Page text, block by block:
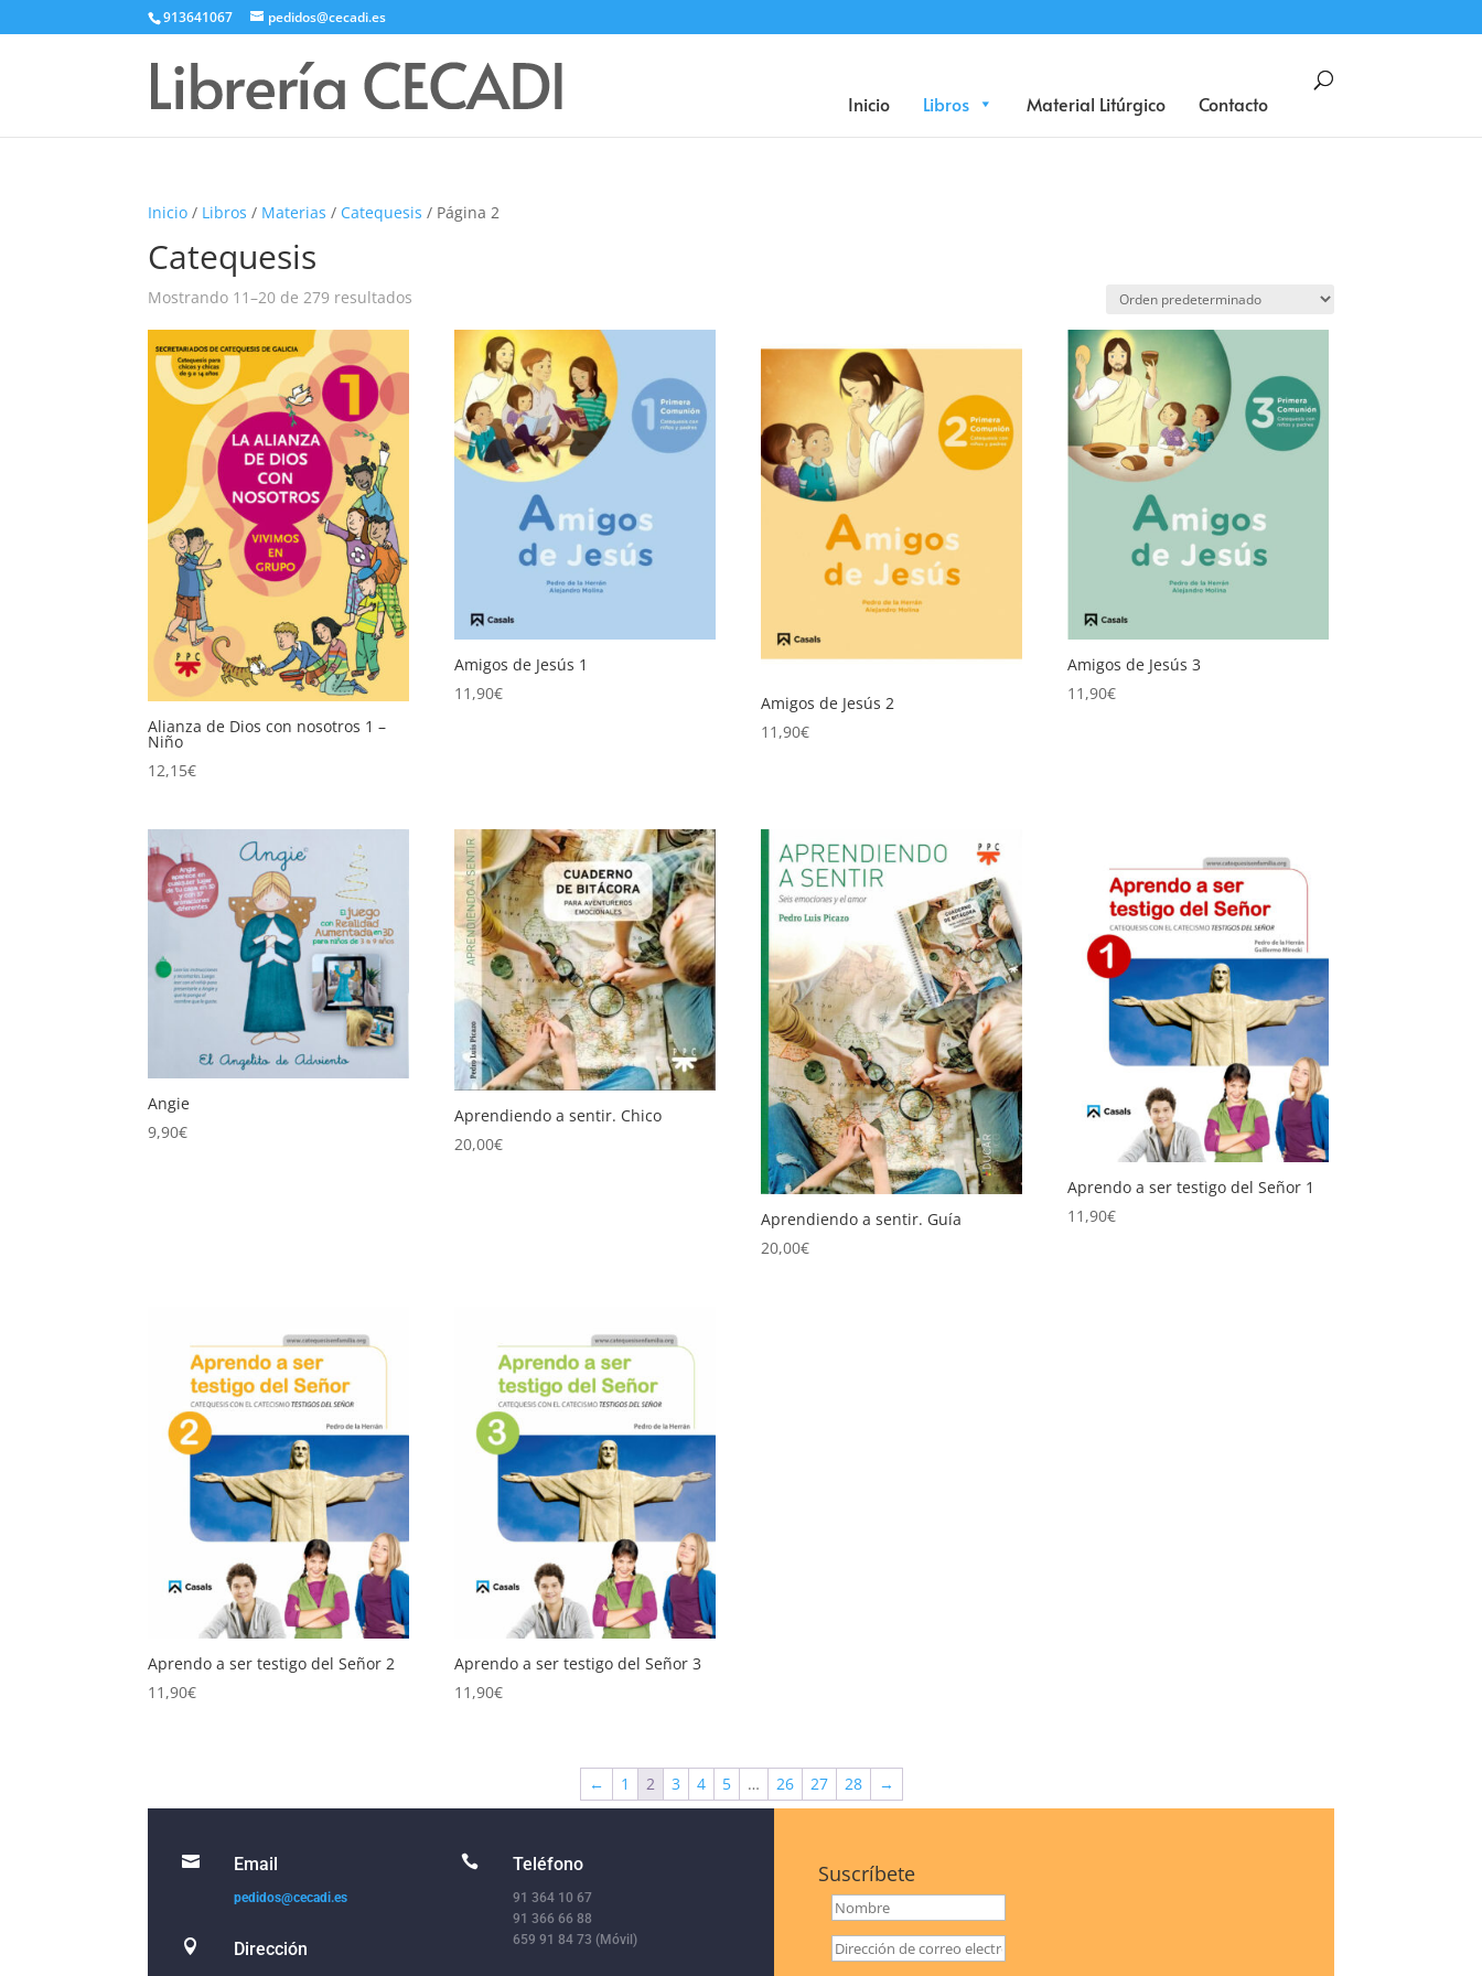
913641067 pedidos@cecadi.es
Inicio Libros Material Litúrgico Contacto
Búsqueda
Inicio / Libros / Materias / Catequesis / Página 2
Catequesis
Mostrando 11–20 de 279 resultados
Alianza de Dios con nosotros 1 –
Niño
12,15€
Amigos de Jesús 1
11,90€
Amigos de Jesús 2
11,90€
Amigos de Jesús 3
11,90€
Angie
9,90€
Aprendiendo a sentir. Chico
20,00€
Aprendiendo a sentir. Guía
20,00€
Aprendo a ser testigo del Señor 1
11,90€
Aprendo a ser testigo del Señor 2
11,90€
Aprendo a ser testigo del Señor 3
11,90€
← 1 2 3 4 5 … 26 27 28 →
 Email
pedidos@cecadi.es
 Dirección
 Teléfono
91 364 10 67
91 366 66 88
659 91 84 73 (Móvil)
Suscríbete